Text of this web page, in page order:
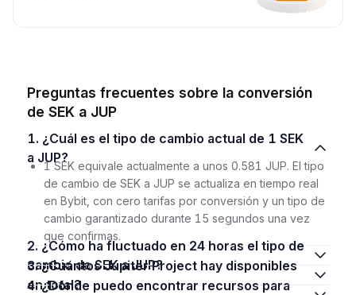
Preguntas frecuentes sobre la conversión
de SEK a JUP
1. ¿Cuál es el tipo de cambio actual de 1 SEK
a JUP?
1 SEK equivale actualmente a unos 0.581 JUP. El tipo
de cambio de SEK a JUP se actualiza en tiempo real
en Bybit, con cero tarifas por conversión y un tipo de
cambio garantizado durante 15 segundos una vez
que confirmas.
2. ¿Cómo ha fluctuado en 24 horas el tipo de
cambio de SEK a JUP?
3. ¿Cuántos Jupiter Project hay disponibles
en total?
4. ¿Dónde puedo encontrar recursos para